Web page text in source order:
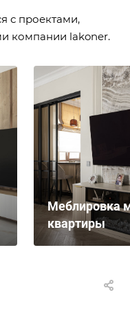
с проектами,
компании lakoner.
Меблировка
квартиры